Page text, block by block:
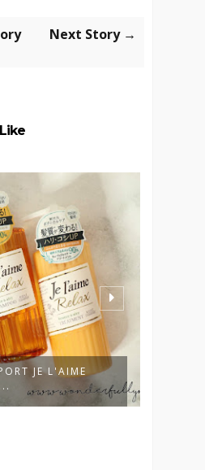
Next Story →
JE L'AIME